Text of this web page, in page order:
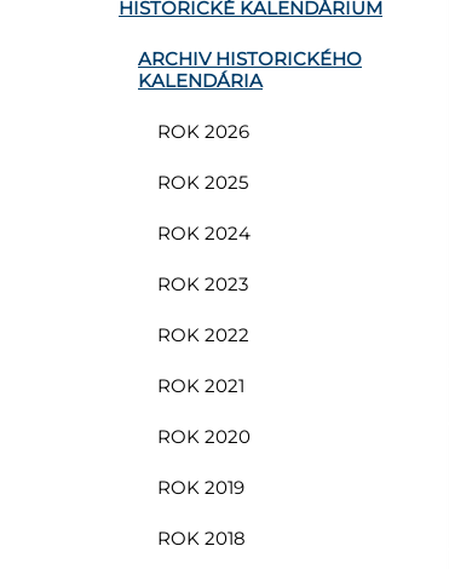
HISTORICKÉ KALENDÁRIUM
ARCHIV HISTORICKÉHO
KALENDÁRIA
ROK 2026
ROK 2025
ROK 2024
ROK 2023
ROK 2022
ROK 2021
ROK 2020
ROK 2019
ROK 2018